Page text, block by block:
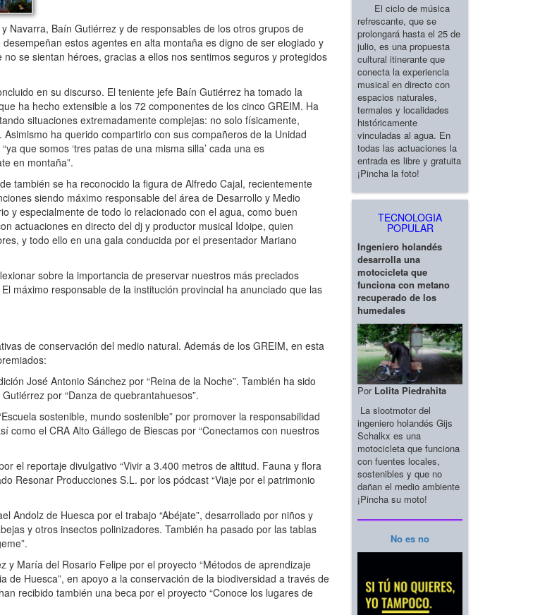
Baín Gutiérrez y de responsables de los otros grupos de
estos agentes en alta montaña es digno de ser elogiado y
se sientan héroes, gracias a ellos nos sentimos seguros y protegidos
en su discurso. El teniente jefe Baín Gutiérrez ha tomado la
ha hecho extensible a los 72 componentes de los cinco GREIM. Ha
situaciones extremadamente complejas: no solo físicamente,
ha querido compartirlo con sus compañeros de la Unidad
que somos ‘tres patas de una misma silla’ cada una es
en montaña”.
también se ha reconocido la figura de Alfredo Cajal, recientemente
siendo máximo responsable del área de Desarrollo y Medio
y especialmente de todo lo relacionado con el agua, como buen
actuaciones en directo del dj y productor musical Idoipe, quien
y todo ello en una gala conducida por el presentador Mariano
sobre la importancia de preservar nuestros más preciados
máximo responsable de la institución provincial ha anunciado que las
de conservación del medio natural. Además de los GREIM, en esta
José Antonio Sánchez por “Reina de la Noche”. También ha sido
por “Danza de quebrantahuesos”.
sostenible, mundo sostenible” por promover la responsabilidad
el CRA Alto Gállego de Biescas por “Conectamos con nuestros
el reportaje divulgativo “Vivir a 3.400 metros de altitud. Fauna y flora
Resonar Producciones S.L. por los pódcast “Viaje por el patrimonio
de Huesca por el trabajo “Abéjate”, desarrollado por niños y
y otros insectos polinizadores. También ha pasado por las tablas
María del Rosario Felipe por el proyecto “Métodos de aprendizaje
Huesca”, en apoyo a la conservación de la biodiversidad a través de
recibido también una beca por el proyecto “Conoce los lugares de
El ciclo de música
refrescante, que se
prolongará hasta el 25 de
julio, es una propuesta
cultural itinerante que
conecta la experiencia
musical en directo con
espacios naturales,
termales y localidades
históricamente
vinculadas al agua. En
todas las actuaciones la
entrada es libre y gratuita
¡Pincha la foto!
TECNOLOGIA
POPULAR
Ingeniero holandés
desarrolla una
motocicleta que
funciona con metano
recuperado de los
humedales
Por Lolita Piedrahita
La slootmotor del
ingeniero holandés Gijs
Schalkx es una
motocicleta que funciona
con fuentes locales,
sostenibles y que no
dañan el medio ambiente
¡Pincha su moto!
No es no